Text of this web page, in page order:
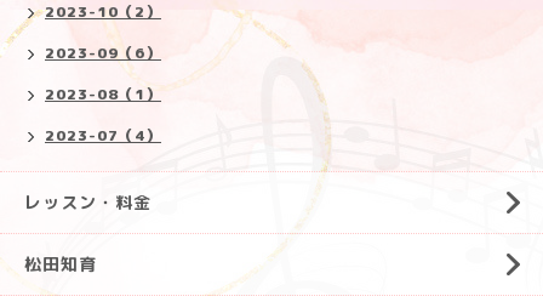
2023-10（2）
2023-09（6）
2023-08（1）
2023-07（4）
レッスン・料金
松田知育